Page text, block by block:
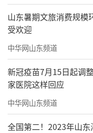
山东暑期文旅消费规
受欢迎
中华网山东频道
新冠疫苗7月15日起调
家医院这样回应
中华网山东频道
全国第二！2023年山